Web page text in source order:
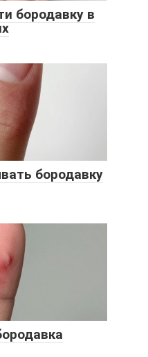
бородавку в
бородавку